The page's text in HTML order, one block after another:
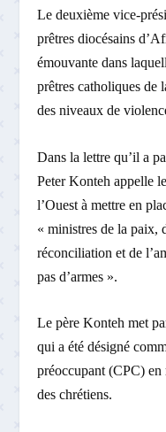
Le deuxième vice-
prêtres diocésains
émouvante dans
prêtres catholiques de
des niveaux de
Dans la lettre qu’il a
Peter Konteh appelle
l’Ouest à mettre en
« ministres de la paix,
réconciliation et de
pas d’armes ».
Le père Konteh met
qui a été désigné
préoccupant (CPC) en
des chrétiens.